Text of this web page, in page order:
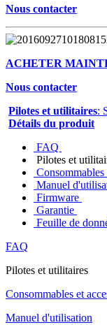
Nous contacter
ACHETER
Nous contacter
Pilotes et utilitaires:
Détails du produit
FAQ
Pilotes et
Consommables
Manuel
Firmware
Garantie
Feuille de
FAQ
Pilotes et utilitaires
Consommables et
Manuel d'utilisation